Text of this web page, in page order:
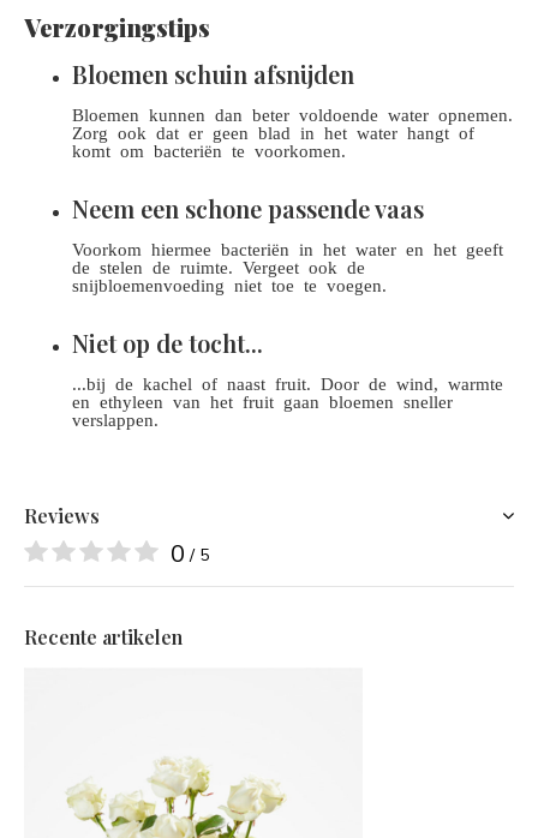
Verzorgingstips
Bloemen schuin afsnijden
Bloemen kunnen dan beter voldoende water opnemen.
Zorg ook dat er geen blad in het water hangt of
komt om bacteriën te voorkomen.
Neem een schone passende vaas
Voorkom hiermee bacteriën in het water en het geeft
de stelen de ruimte. Vergeet ook de
snijbloemenvoeding niet toe te voegen.
Niet op de tocht...
...bij de kachel of naast fruit. Door de wind, warmte
en ethyleen van het fruit gaan bloemen sneller
verslappen.
Reviews
0 / 5
Recente artikelen